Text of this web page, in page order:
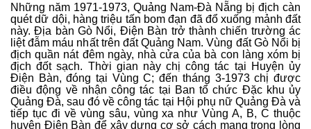
Những năm 1971-1973, Quảng Nam-Đà Nẵng bị địch càn
quét dữ dội, hàng triệu tấn bom đạn đã đổ xuống mảnh đất
này. Địa bàn Gò Nổi, Điện Bàn trở thành chiến trường ác
liệt đẫm máu nhất trên đất Quảng Nam. Vùng đất Gò Nổi bị
địch quần nát đêm ngày, nhà cửa của bà con làng xóm bị
địch đốt sạch. Thời gian này chị công tác tại Huyện ủy
Điện Bàn, đóng tại Vùng C; đến tháng 3-1973 chị được
điều động về nhận công tác tại Ban tổ chức Đặc khu ủy
Quảng Đà, sau đó về công tác tại Hội phụ nữ Quảng Đà và
tiếp tục đi về vùng sâu, vùng xa như Vùng A, B, C thuộc
huyện Điện Bàn để xây dựng cơ sở cách mạng trong lòng